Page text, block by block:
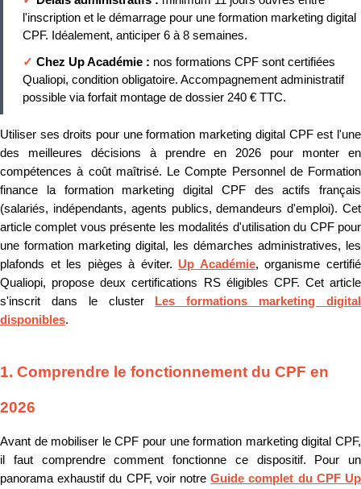
l'inscription et le démarrage pour une formation marketing digital
CPF. Idéalement, anticiper 6 à 8 semaines.
✓ Chez Up Académie : nos formations CPF sont certifiées
Qualiopi, condition obligatoire. Accompagnement administratif
possible via forfait montage de dossier 240 € TTC.
Utiliser ses droits pour une formation marketing digital CPF est l'une
des meilleures décisions à prendre en 2026 pour monter en
compétences à coût maîtrisé. Le Compte Personnel de Formation
finance la formation marketing digital CPF des actifs français
(salariés, indépendants, agents publics, demandeurs d'emploi). Cet
article complet vous présente les modalités d'utilisation du CPF pour
une formation marketing digital, les démarches administratives, les
plafonds et les pièges à éviter. Up Académie, organisme certifié
Qualiopi, propose deux certifications RS éligibles CPF. Cet article
s'inscrit dans le cluster Les formations marketing digital
disponibles.
1. Comprendre le fonctionnement du CPF en
2026
Avant de mobiliser le CPF pour une formation marketing digital CPF,
il faut comprendre comment fonctionne ce dispositif. Pour un
panorama exhaustif du CPF, voir notreGuide complet du CPF Up